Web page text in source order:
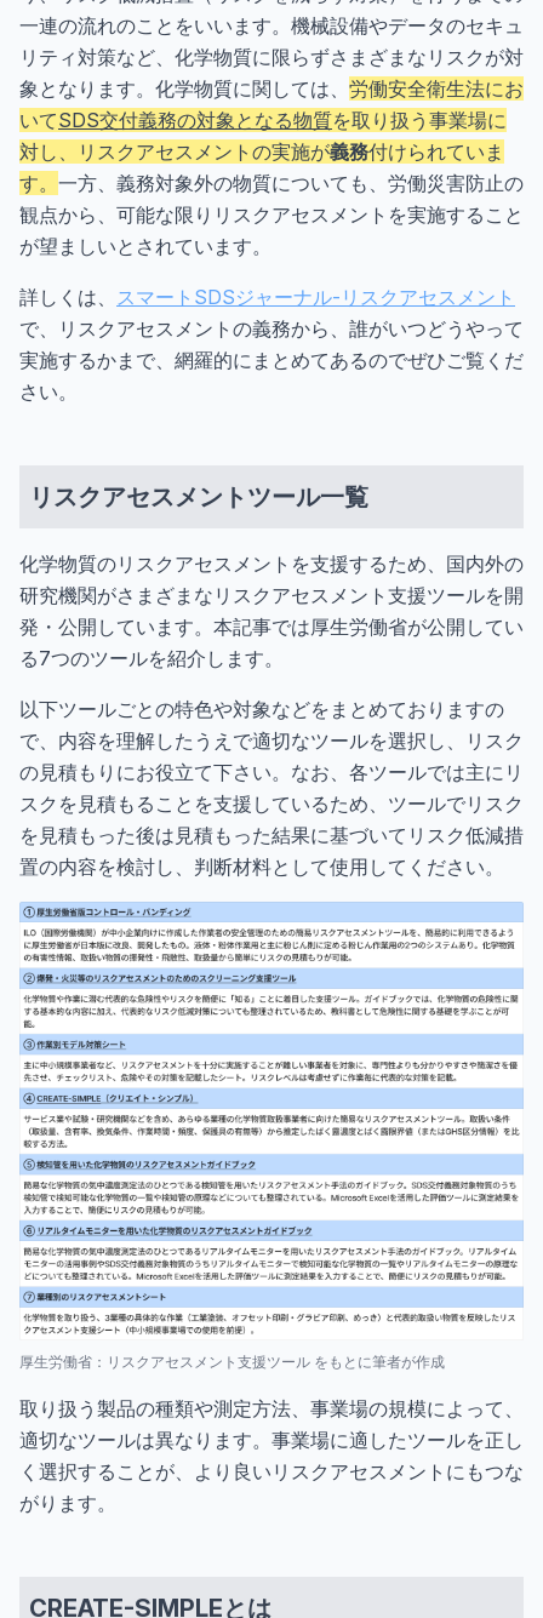
一連の流れのことをいいます。機械設備やデータのセキュ
リティ対策など、化学物質に限らずさまざまなリスクが対
象となります。化学物質に関しては、 労働安全衛生法にお
いてSDS交付義務の対象となる物質を取り扱う事業場に
対し、リスクアセスメントの実施が義務付けられていま
す。 一方、義務対象外の物質についても、労働災害防止の
観点から、可能な限りリスクアセスメントを実施すること
が望ましいとされています。
詳しくは、 スマートSDSジャーナル-リスクアセスメント
で、リスクアセスメントの義務から、誰がいつどうやって
実施するかまで、網羅的にまとめてあるのでぜひご覧くだ
さい。
リスクアセスメントツール一覧
化学物質のリスクアセスメントを支援するため、国内外の
研究機関がさまざまなリスクアセスメント支援ツールを開
発・公開しています。本記事では厚生労働省が公開してい
る7つのツールを紹介します。
以下ツールごとの特色や対象などをまとめておりますの
で、内容を理解したうえで適切なツールを選択し、リスク
の見積もりにお役立て下さい。なお、各ツールでは主にリ
スクを見積もることを支援しているため、ツールでリスク
を見積もった後は見積もった結果に基づいてリスク低減措
置の内容を検討し、判断材料として使用してください。
厚生労働省：リスクアセスメント支援ツール をもとに筆者が作成
取り扱う製品の種類や測定方法、事業場の規模によって、
適切なツールは異なります。事業場に適したツールを正し
く選択することが、より良いリスクアセスメントにもつな
がります。
CREATE-SIMPLEとは